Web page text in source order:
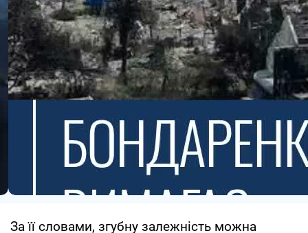
За її словами, згубну залежність можна